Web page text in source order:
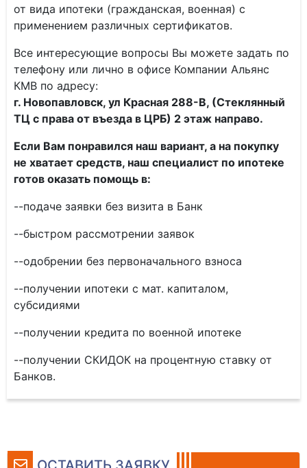
от вида ипотеки (гражданская, военная) с
применением различных сертификатов.
Все интересующие вопросы Вы можете задать по
телефону или лично в офисе Компании Альянс
КМВ по адресу:
г. Новопавловск, ул Красная 288-В, (Стеклянный
ТЦ с права от въезда в ЦРБ) 2 этаж направо.
Если Вам понравился наш вариант, а на покупку
не хватает средств, наш специалист по ипотеке
готов оказать помощь в:
--подаче заявки без визита в Банк
--быстром рассмотрении заявок
--одобрении без первоначального взноса
--получении ипотеки с мат. капиталом,
субсидиями
--получении кредита по военной ипотеке
--получении СКИДОК на процентную ставку от
Банков.